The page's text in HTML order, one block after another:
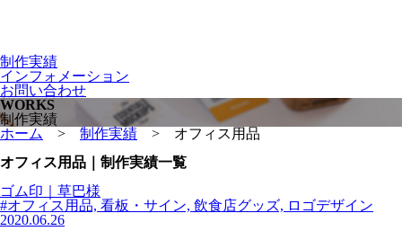
制作実績
インフォメーション
お問い合わせ
WORKS
制作実績
ホーム
> 制作実績 > オフィス用品
オフィス用品｜制作実績一覧
ゴム印｜草巴様
#オフィス用品, 看板・サイン, 飲食店グッズ, ロゴデザイン
2020.06.26